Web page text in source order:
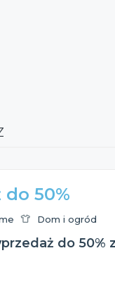
50%
Dom i ogród
do 50%